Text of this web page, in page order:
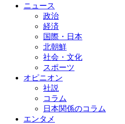
ニュース
政治
経済
国際・日本
北朝鮮
社会・文化
スポーツ
オピニオン
社説
コラム
日本関係のコラム
エンタメ